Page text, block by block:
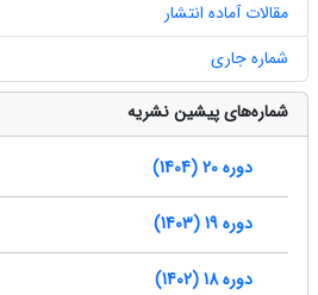
مقالات آماده انتشار
شماره جاری
شماره‌های پیشین نشریه
دوره 20 (1404)
دوره 19 (1403)
دوره 18 (1402)